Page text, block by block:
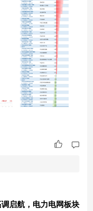
创业板指表现最为强
，红方占比近7成。 8
源：Wind，2026.08.0
启航，电力电网板块